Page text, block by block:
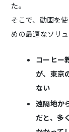
た。
そこで、動画を
めの最適なソリ
コーヒー
が、東京
ない
遠隔地か
だと、多